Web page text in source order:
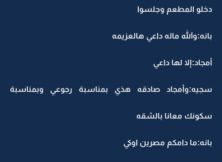
دخلو المطعم وجلسوا
بانه:والله ماله داعي هالعزيمه
أمجاد:إلا لها داعي
سجيه:وأمجاد صادقه هذي بمناسبة رجوعي وبمناسبة
سكونك معانا بالشقه
بانه:ما دامكم مصرين اوكي